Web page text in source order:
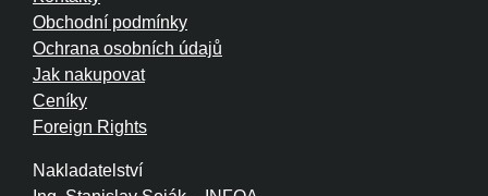
Nakladatelství
Obchodní podmínky
Ochrana osobních údajů
Jak nakupovat
Ceníky
Foreign Rights